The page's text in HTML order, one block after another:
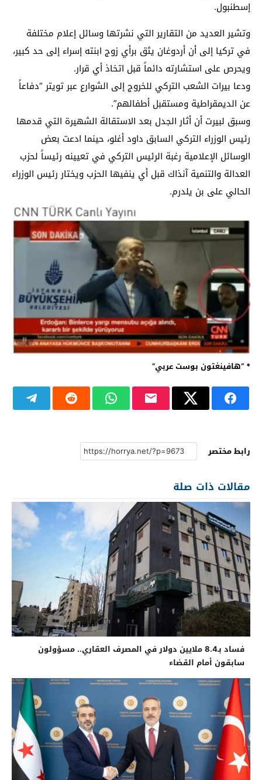
إسطنبول.
وتشير العديد من التقارير التي نشرتها وسائل إعلام مختلفة
في تركيا إلى أن أردوغان يثق برأي زوج ابنته إسراء إلى حد كبير،
ويحرص على استشارته دائماً قبل اتخاذ أي قرار.
ودعا بيرات الشعب التركي للخروج إلى الشوارع عبر تويتر “دفاعاً
عن الديمقراطية ومستقبل أطفالهم”.
وسبق لبيرت أن أثار الجدل بعد الاستقالة الشهيرة التي قدمها
رئيس الوزراء التركي السابق داود أغلو، حينما ادعت بعض
الوسائل الإعلامية رغبة الرئيس التركي في تعيينه رئيساً لحزب
العدالة والتنمية آنذاك قبل أي ينفيها الحزب ويختار رئيس الوزراء
الحالي على بن يلدرم.
* “هافينغتون بوست عربي”
رابط مختصر
مقالات ذات صلة
فساد بـ8.4 ملايين دولار في المصرف العقاري.. مسؤولون
سابقون أمام القضاء